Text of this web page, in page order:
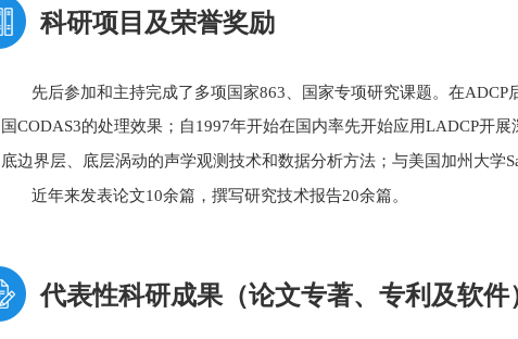
科研项目及荣誉奖励
先后参加和主持完成了多项国家863、国家专项研究课题。在ADCP
国CODAS3的处理效果；自1997年开始在国内率先开始应用LADCP开
底边界层、底层涡动的声学观测技术和数据分析方法；与美国加州大学
近年来发表论文10余篇，撰写研究技术报告20余篇。
代表性科研成果（论文专著、专利及软件